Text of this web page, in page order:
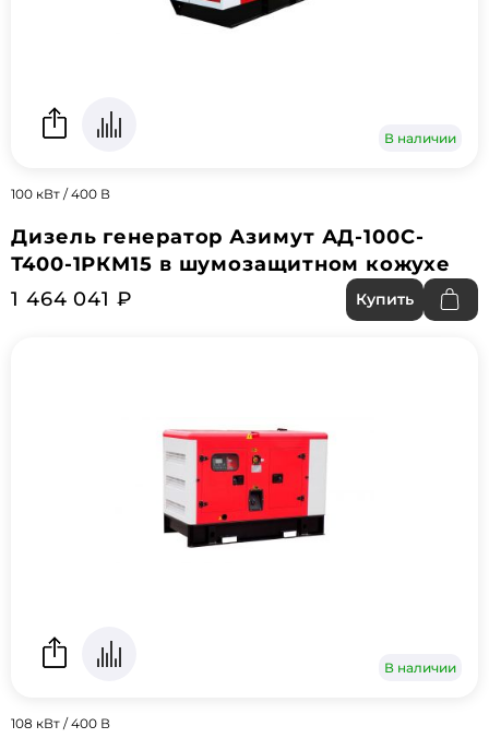
В наличии
100 кВт / 400 В
Дизель генератор Азимут АД-100С-
Т400-1РКМ15 в шумозащитном кожухе
1 464 041 ₽
Купить
В наличии
108 кВт / 400 В